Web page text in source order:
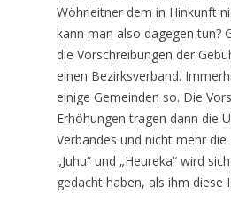
Wöhrleitner dem in Hinkunft
kann man also dagegen tun?
die Vorschreibungen der
einen Bezirksverband.
einige Gemeinden so. Die
Erhöhungen tragen dann die
Verbandes und nicht mehr
„Juhu“ und „Heureka“ wird
gedacht haben, als ihm diese